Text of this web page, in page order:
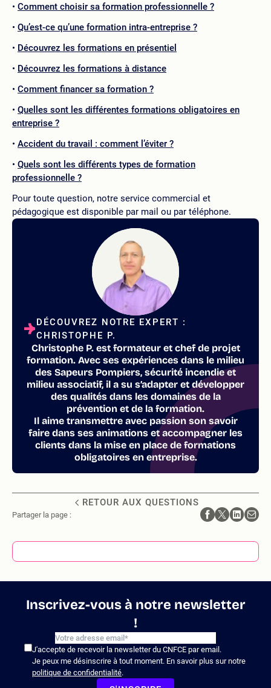
Comment choisir sa formation professionnelle ?
Qu’est-ce qu’une formation intra-entreprise ?
Découvrez les formations en présentiel
Découvrez les formations à distance
Comment financer sa formation ?
Quelles sont les différentes formations obligatoires en
entreprise ?
Accident du travail : comment l’éviter ?
Quels sont les différents types de formation
professionnelle ?
Pour toute question, notre service commercial et
pédagogique est disponible par mail ou par téléphone.
DÉCOUVREZ NOTRE EXPERT :
CHRISTOPHE P.
Christophe P. est formateur et chef de projet
formation. Avec ses expériences dans le milieu
des Sapeurs Pompiers, sécurité incendie et
milieu associatif, il a su s’adapter et développer
des qualités dans les domaines de la
prévention et de la formation.
Il aime transmettre avec passion son savoir
faire dans ses animations et accompagner les
clients dans la mise en place de formations
obligatoires en entreprise.
RETOUR AUX QUESTIONS
Partager la page :
Inscrivez-vous à notre newsletter
!
J'accepte de recevoir la newsletter du CNFCE par email.
Je peux me désinscrire à tout moment. En savoir plus sur notre
politique de confidentialité.